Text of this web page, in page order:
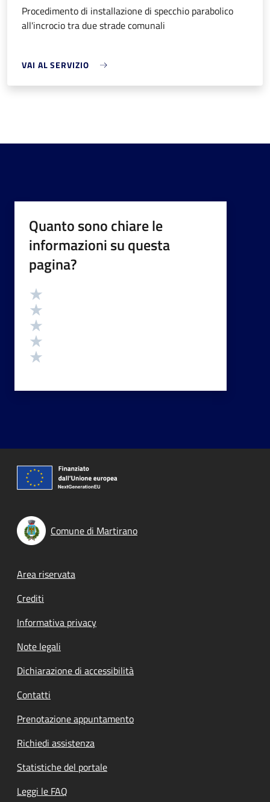
Procedimento di installazione di specchio parabolico
all'incrocio tra due strade comunali
VAI AL SERVIZIO
Quanto sono chiare le
informazioni su questa
pagina?
Valutazione
Comune di Martirano
Footer menu
Area riservata
Crediti
Informativa privacy
Note legali
Dichiarazione di accessibilità
Contatti
Prenotazione appuntamento
Richiedi assistenza
Statistiche del portale
Leggi le FAQ